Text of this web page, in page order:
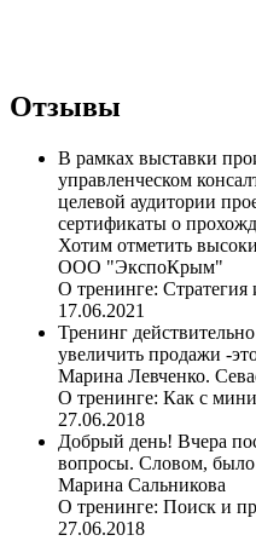
Отзывы
В рамках выставки
управленческом
целевой аудитории
сертификаты о
Хотим отметить
ООО "ЭкспоКрым"
О тренинге: Стратегия
17.06.2021
Тренинг
увеличить продажи -
Марина Левченко.
О тренинге: Как с
27.06.2018
Добрый день! Вчера
вопросы. Словом, было
Марина Сальникова
О тренинге: Поиск и
27.06.2018